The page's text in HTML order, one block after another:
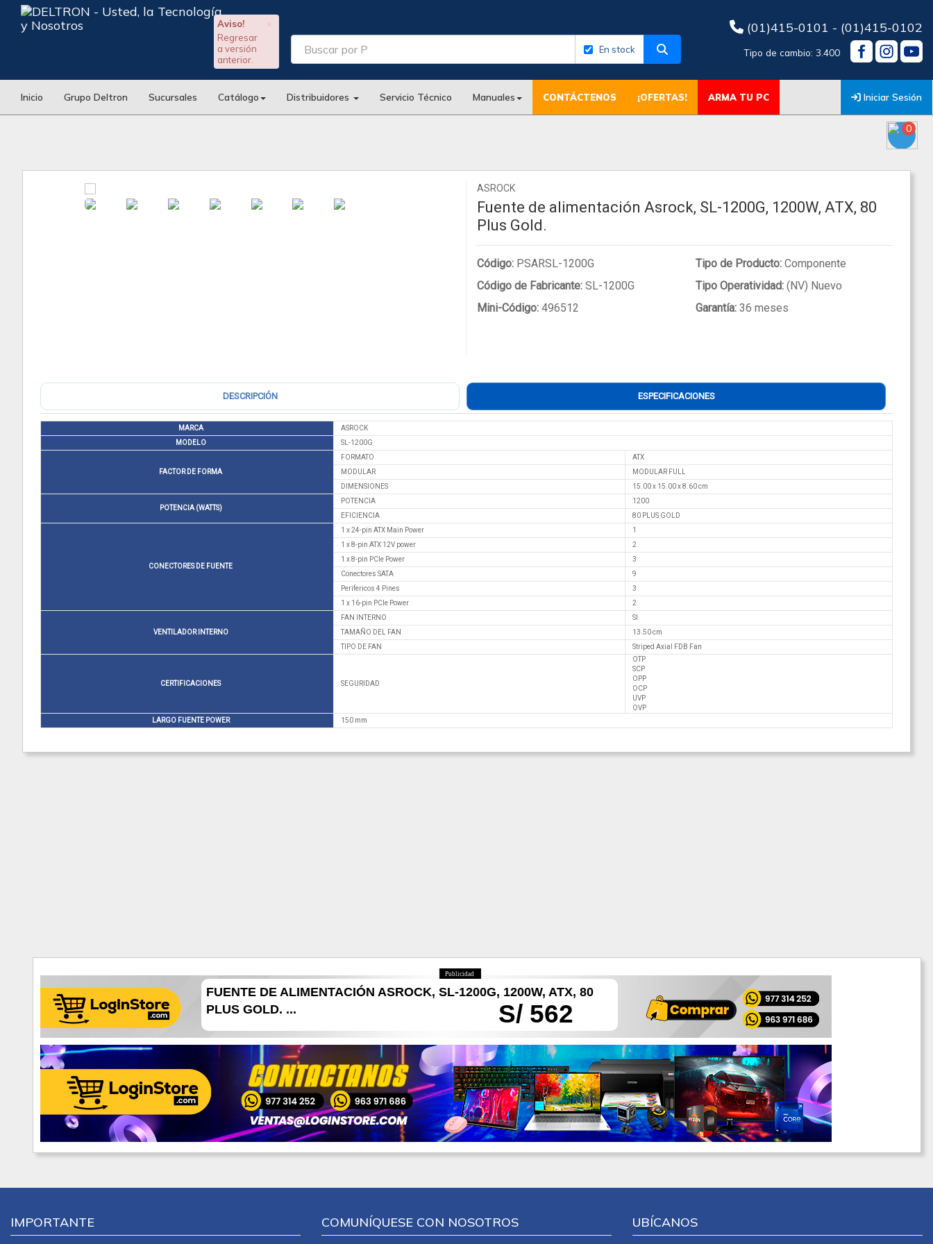
×
Aviso!
Regresar
a versión
anterior.
En stock
(01)415-0101 - (01)415-0102
Tipo de cambio: 3.400
Inicio Grupo Deltron Sucursales Catálogo Distribuidores Servicio Técnico Manuales CONTÁCTENOS ¡OFERTAS! ARMA TU PC Iniciar Sesión
0
ASROCK
Fuente de alimentación Asrock, SL-1200G, 1200W, ATX, 80
Plus Gold.
Código: PSARSL-1200G
Código de Fabricante: SL-1200G
Mini-Código: 496512
Tipo de Producto:Componente
Tipo Operatividad:(NV) Nuevo
Garantía:36 meses
DESCRIPCIÓN ESPECIFICACIONES
MARCA
ASROCK
MODELO
SL-1200G
FACTOR DE FORMA
FORMATO
ATX
MODULAR
MODULAR FULL
DIMENSIONES
15.00 x 15.00 x 8.60 cm
POTENCIA (WATTS)
POTENCIA
1200
EFICIENCIA
80 PLUS GOLD
CONECTORES DE FUENTE
1 x 24-pin ATX Main Power
1
1 x 8-pin ATX 12V power
2
1 x 8-pin PCIe Power
3
Conectores SATA
9
Perifericos 4 Pines
3
1 x 16-pin PCIe Power
2
VENTILADOR INTERNO
FAN INTERNO
SI
TAMAÑO DEL FAN
13.50 cm
TIPO DE FAN
Striped Axial FDB Fan
CERTIFICACIONES SEGURIDAD
OTP
SCP
OPP
OCP
UVP
OVP
LARGO FUENTE POWER
150 mm
Publicidad
S/ 562
FUENTE DE ALIMENTACIÓN ASROCK, SL-1200G, 1200W, ATX, 80
PLUS GOLD. ...
IMPORTANTE COMUNÍQUESE CON NOSOTROS UBÍCANOS